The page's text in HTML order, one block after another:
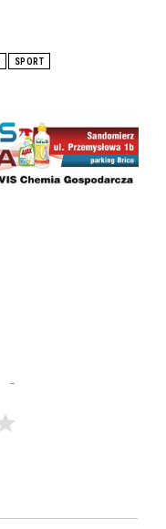
SPORT